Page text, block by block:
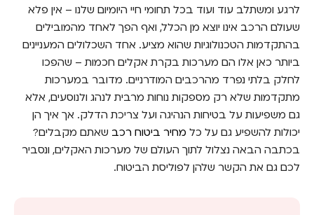
לרגע ומשתלב עוד ועוד בכל תחומי חיי היומיום שלנו – אין פלא
שעולם הרכב אינו יוצא מן הכלל, ואף הפך לאחד מהמובילים
בהתקדמות הטכנולוגיות שהוא מציע. אחד השכלולים המעניינים
ביותר כאן אלו הם מערכות בקרת אקלים חכמות – שהפכו
לחלק בלתי נפרד מהרכבים המודרניים. מדובר במערכות
מתקדמות שלא רק מספקות נוחות מרבית לנהג ולנוסעים, אלא
גם משפיעות על בטיחות הנהיגה ועל צריכת הדלק. אך איך הן
יכולות להשפיע גם על כל מחיר ביטוח רכב שאתם מקבלים?
בכתבה הבאה נצלול לתוך העולם של מערכות האקלים, ונסביר
לכם גם את הקשר שלהן לפוליסת הביטוח.